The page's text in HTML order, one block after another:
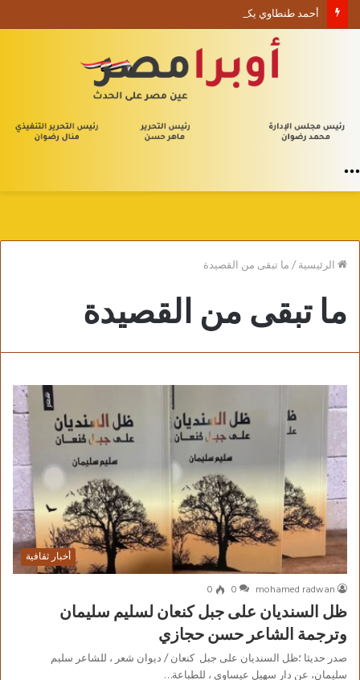
أحمد طنطاوي يكتب حين يصبح الوجود علامة استفهام
الرئيسية/ما تبقى من القصيدة
ما تبقى من القصيدة
أخبار ثقافية
mohamed radwan
0
0
ظل السنديان على جبل كنعان لسليم سليمان
وترجمة الشاعر حسن حجازي
صدر حديثا ؛ظل السنديان على جبل كنعان / ديوان شعر ، للشاعر سليم
سليمان، عن دار سهيل عيساوي ، للطباعة…